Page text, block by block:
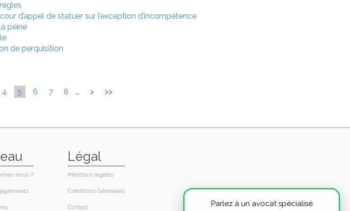
Parlez à un avocat spécialisé
d’appel de statuer sur l’exception d’incompétence
peine
de perquisition
4 5 6 7 8 ... > >>
nous ?
Légal
Contact
Mentions légales
Conditions Générales